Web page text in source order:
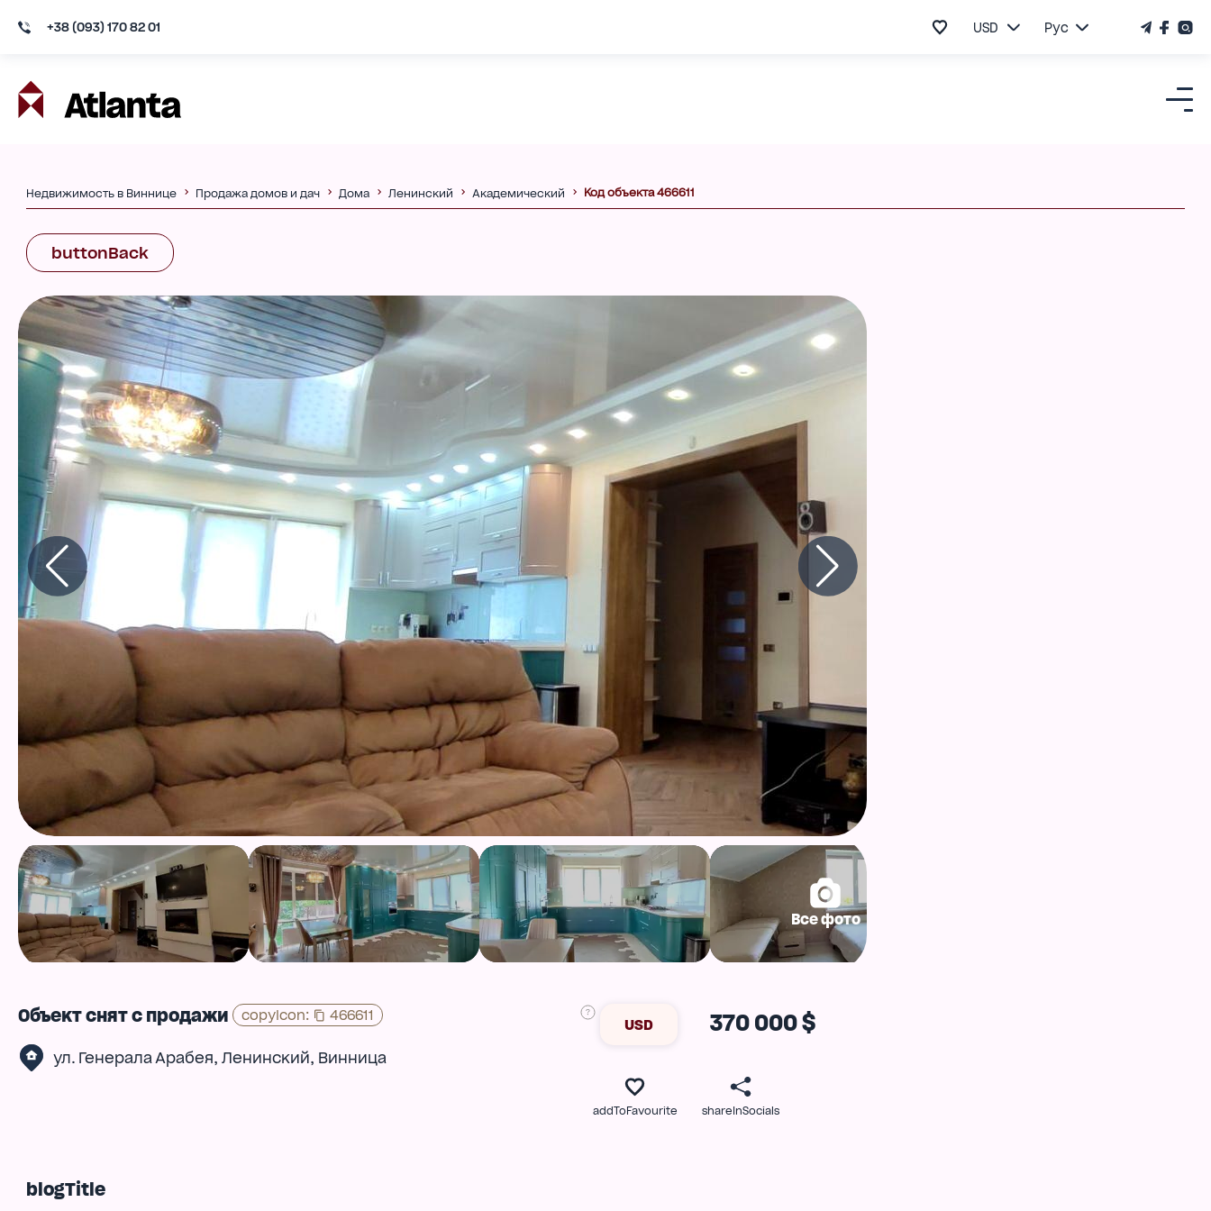
+38 (093) 170 82 01 USD Рус
Недвижимость в Виннице Продажа домов и дач Дома Ленинский Академический Код объекта 466611
buttonBack
Все фото
Объект снят с продажи copyIcon: 466611
ул. Генерала Арабея, Ленинский, Винница
USD 370 000 $
addToFavourite shareInSocials
blogTitle